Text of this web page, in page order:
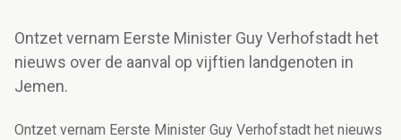
Ontzet vernam Eerste Minister Guy Verhofstadt het
nieuws over de aanval op vijftien landgenoten in
Jemen.
Ontzet vernam Eerste Minister Guy Verhofstadt het nieuws